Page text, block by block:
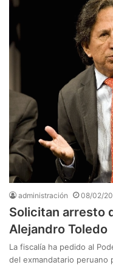
administración 08/02/
Solicitan arresto
Alejandro Toledo
La fiscalía ha pedido al
del exmandatario peruano